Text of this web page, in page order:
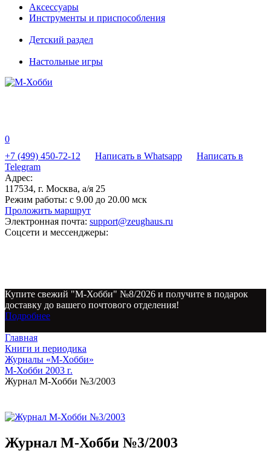
Аксессуары
Инструменты и приспособления
Детский раздел
Настольные игры
0
+7 (499) 450-72-12
Написать в Whatsapp
Написать в
Telegram
Адрес:
117534, г. Москва, а/я 25
Режим работы: с 9.00 до 20.00 мск
Проложить маршрут
Электронная почта: support@zeughaus.ru
Соцсети и мессенджеры:
Купите свежий "М-Хобби" №8/2026 и получите в подарок
доставку до вашего почтового отделения!
Подробнее
Главная
Книги и периодика
Журналы «М-Хобби»
М-Хобби 2003 г.
Журнал М-Хобби №3/2003
Журнал М-Хобби №3/2003